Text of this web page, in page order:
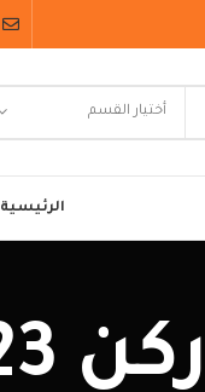
أختيار القسم
الرئيسية